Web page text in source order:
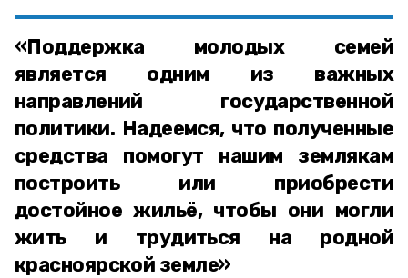
«Поддержка молодых семей
является одним из важных
направлений государственной
политики. Надеемся, что полученные
средства помогут нашим землякам
построить или приобрести
достойное жильё, чтобы они могли
жить и трудиться на родной
красноярской земле»